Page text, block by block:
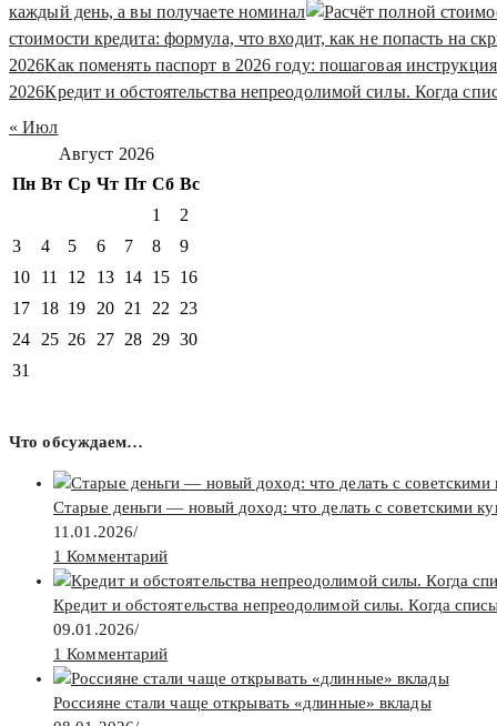
каждый день, а вы получаете номинал
стоимости кредита: формула, что входит, как не попасть на
2026Как поменять паспорт в 2026 году: пошаговая
2026Кредит и обстоятельства непреодолимой силы. Когда
« Июл
Август 2026
Пн Вт Ср Чт Пт Сб Вс
1
2
3
4 5 6 7 8
9
10
11 12 13 14 15 16
17
18 19 20 21 22
23
24
25 26 27 28 29 30
31
Что обсуждаем…
Старые деньги — новый доход: что делать с советскими
11.01.2026/
1 Комментарий
Кредит и обстоятельства непреодолимой силы. Когда
09.01.2026/
1 Комментарий
Россияне стали чаще открывать «длинные» вклады